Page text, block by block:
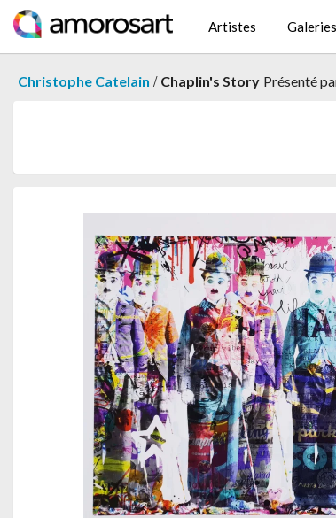
Artistes Galeries
Christophe Catelain / Chaplin's Story Présenté